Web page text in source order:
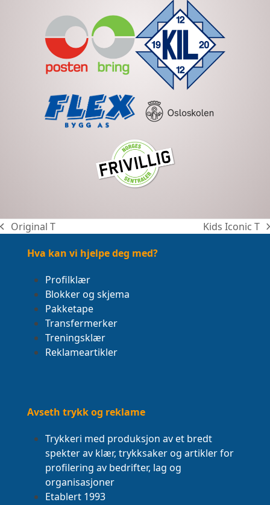
previous
Original T
next
Kids Iconic T
Hva kan vi hjelpe deg med?
Profilklær
Blokker og skjema
Pakketape
Transfermerker
Treningsklær
Reklameartikler
Avseth trykk og reklame
Trykkeri med produksjon av et bredt
spekter av klær, trykksaker og artikler for
profilering av bedrifter, lag og
organisasjoner
Etablert 1993